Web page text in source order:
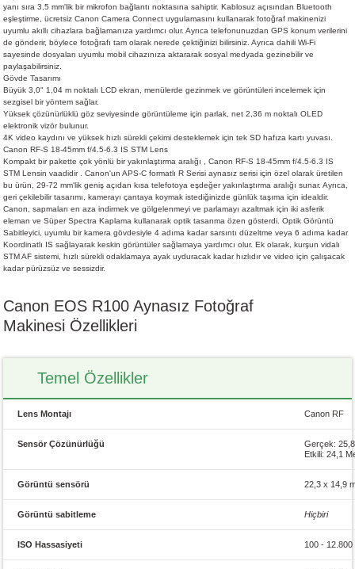
yanı sıra 3,5 mm'lik bir mikrofon bağlantı noktasına sahiptir. Kablosuz açısından Bluetooth
eşleştirme, ücretsiz Canon Camera Connect uygulamasını kullanarak fotoğraf makinenizi
uyumlu akıllı cihazlara bağlamanıza yardımcı olur. Ayrıca telefonunuzdan GPS konum verilerini
de gönderir, böylece fotoğrafı tam olarak nerede çektiğinizi bilirsiniz. Ayrıca dahili Wi-Fi
sayesinde dosyaları uyumlu mobil cihazınıza aktararak sosyal medyada gezinebilir ve
paylaşabilirsiniz.
Gövde Tasarımı
Büyük 3,0" 1,04 m noktalı LCD ekran, menülerde gezinmek ve görüntüleri incelemek için
sezgisel bir yöntem sağlar.
Yüksek çözünürlüklü göz seviyesinde görüntüleme için parlak, net 2,36 m noktalı OLED
elektronik vizör bulunur.
4K video kaydını ve yüksek hızlı sürekli çekimi desteklemek için tek SD hafıza kartı yuvası.
Canon RF-S 18-45mm f/4.5-6.3 IS STM Lens
Kompakt bir pakette çok yönlü bir yakınlaştırma aralığı , Canon RF-S 18-45mm f/4.5-6.3 IS
STM Lensin vaadidir . Canon'un APS-C formatlı R Serisi aynasız serisi için özel olarak üretilen
bu ürün, 29-72 mm'lik geniş açıdan kısa telefotoya eşdeğer yakınlaştırma aralığı sunar. Ayrıca,
geri çekilebilir tasarımı, kamerayı çantaya koymak istediğinizde günlük taşıma için idealdir.
Canon, sapmaları en aza indirmek ve gölgelenmeyi ve parlamayı azaltmak için iki asferik
eleman ve Süper Spectra Kaplama kullanarak optik tasarıma özen gösterdi. Optik Görüntü
Sabitleyici, uyumlu bir kamera gövdesiyle 4 adıma kadar sarsıntı düzeltme veya 6 adıma kadar
Koordinatlı IS sağlayarak keskin görüntüler sağlamaya yardımcı olur. Ek olarak, kurşun vidalı
STM AF sistemi, hızlı sürekli odaklamaya ayak uyduracak kadar hızlıdır ve video için çalışacak
kadar pürüzsüz ve sessizdir.
Canon EOS R100 Aynasız Fotoğraf
Makinesi Özellikleri
Temel Özellikler
Lens Montajı Canon RF
Sensör Çözünürlüğü
Gerçek:
Etkili: 24,1
Görüntü sensörü 22,3 x 14,9
Görüntü sabitleme Hiçbiri
ISO Hassasiyeti 100 - 12.800